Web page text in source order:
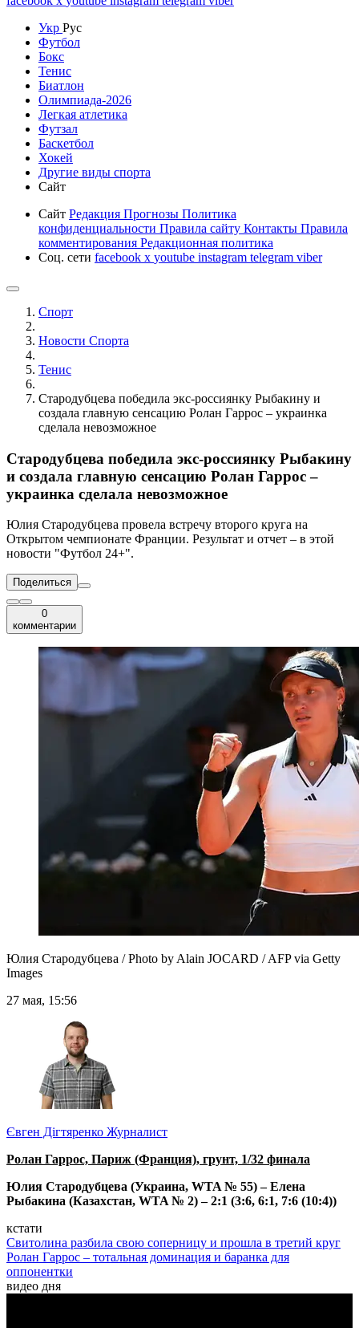
Укр Рус
Футбол
Бокс
Тенис
Биатлон
Олимпиада-2026
Легкая атлетика
Футзал
Баскетбол
Хокей
Другие виды спорта
Сайт
Сайт Редакция Прогнозы Политика
конфиденциальности Правила сайту Контакты Правила
комментирования Редакционная политика
Соц. сети facebook x youtube instagram telegram viber
Спорт
Новости Cпорта
Тенис
Стародубцева победила экс-россиянку Рыбакину и
создала главную сенсацию Ролан Гаррос – украинка
сделала невозможное
Стародубцева победила экс-россиянку Рыбакину
и создала главную сенсацию Ролан Гаррос –
украинка сделала невозможное
Юлия Стародубцева провела встречу второго круга на
Открытом чемпионате Франции. Результат и отчет – в этой
новости "Футбол 24+".
Поделиться
0
комментарии
Юлия Стародубцева / Photo by Alain JOCARD / AFP via Getty
Images
27 мая, 15:56
Євген Дігтяренко Журналист
Ролан Гаррос, Париж (Франция), грунт, 1/32 финала
Юлия Стародубцева (Украина, WTA № 55) – Елена
Рыбакина (Казахстан, WTA № 2) – 2:1 (3:6, 6:1, 7:6 (10:4))
кстати
Свитолина разбила свою соперницу и прошла в третий круг
Ролан Гаррос – тотальная доминация и баранка для
оппонентки
видео дня